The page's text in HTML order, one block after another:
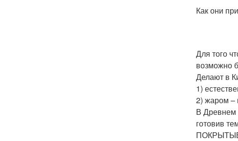
Как они
Для того
возможно
Делают в
1)
2) жаром –
В Древнем
готовив